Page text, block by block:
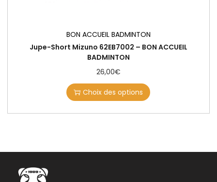
BON ACCUEIL BADMINTON
Jupe-Short Mizuno 62EB7002 – BON ACCUEIL
BADMINTON
26,00€
Choix des options